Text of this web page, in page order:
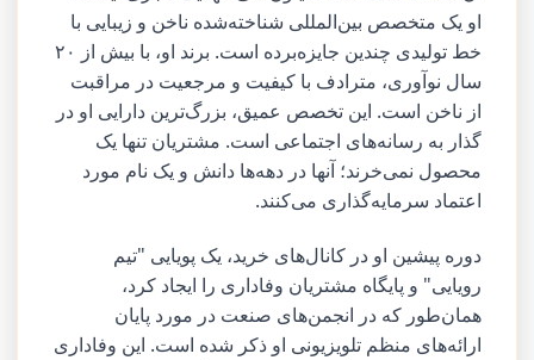
او یک متخصص بین‌المللی شناخته‌شده ناخن و زیبایی با
خط تولیدی چندین جایزه‌برده است. برند او، با بیش از ۲۰
سال نوآوری، مترادف با کیفیت و مرجعیت در مراقبت
از ناخن است. این تخصص عمیق، بزرگ‌ترین دارایی او در
گذار به رسانه‌های اجتماعی است. مشتریان تنها یک
محصول نمی‌خرند؛ آنها در دهه‌ها دانش و یک نام مورد
اعتماد سرمایه‌گذاری می‌کنند.
دوره پیشین او در کانال‌های خرید، یک پویایی "تیم
رویایی" و پایگاه مشتریان وفاداری را ایجاد کرد،
همان‌طور که در انجمن‌های صنعت در مورد پایان
ارائه‌های منظم تلویزیونی او ذکر شده است. این وفاداری